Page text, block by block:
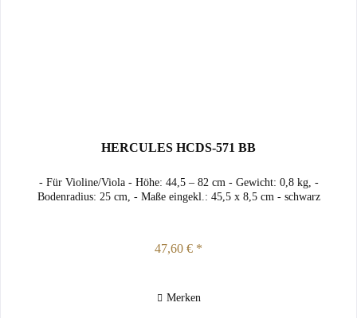
HERCULES HCDS-571 BB
- Für Violine/Viola - Höhe: 44,5 – 82 cm - Gewicht: 0,8 kg, -
Bodenradius: 25 cm, - Maße eingekl.: 45,5 x 8,5 cm - schwarz
47,60 € *
Merken